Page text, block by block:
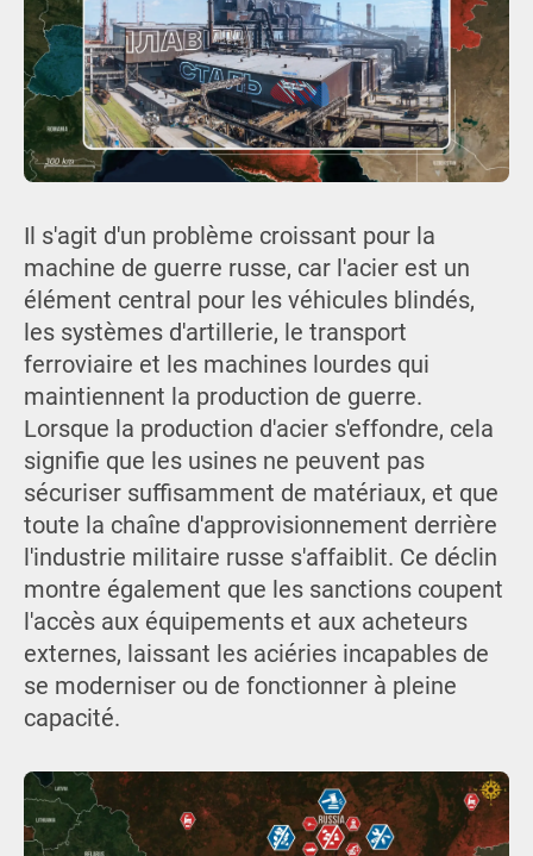
Il s'agit d'un problème croissant pour la
machine de guerre russe, car l'acier est un
élément central pour les véhicules blindés,
les systèmes d'artillerie, le transport
ferroviaire et les machines lourdes qui
maintiennent la production de guerre.
Lorsque la production d'acier s'effondre, cela
signifie que les usines ne peuvent pas
sécuriser suffisamment de matériaux, et que
toute la chaîne d'approvisionnement derrière
l'industrie militaire russe s'affaiblit. Ce déclin
montre également que les sanctions coupent
l'accès aux équipements et aux acheteurs
externes, laissant les aciéries incapables de
se moderniser ou de fonctionner à pleine
capacité.